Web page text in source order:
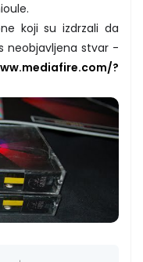
koji su izdrzali da
neobjavljena stvar -
?